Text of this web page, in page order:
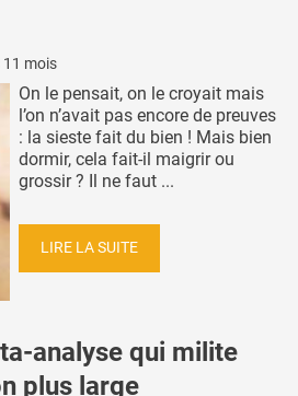
11 mois
On le pensait, on le croyait mais
l’on n’avait pas encore de preuves
: la sieste fait du bien ! Mais bien
dormir, cela fait-il maigrir ou
grossir ? Il ne faut ...
LIRE LA SUITE
analyse qui milite
plus large